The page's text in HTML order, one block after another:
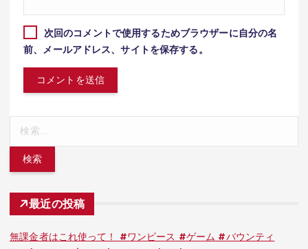
次回のコメントで使用するためブラウザーに自分の名
前、メールアドレス、サイトを保存する。
最近の投稿
無課金者はこれ使って！ #ワンピース #ゲーム #バウンティ